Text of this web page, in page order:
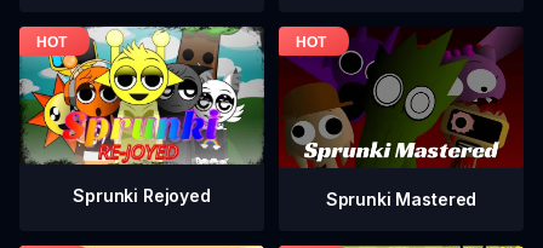
Sprunki Rejoyed Sprunki Mastered